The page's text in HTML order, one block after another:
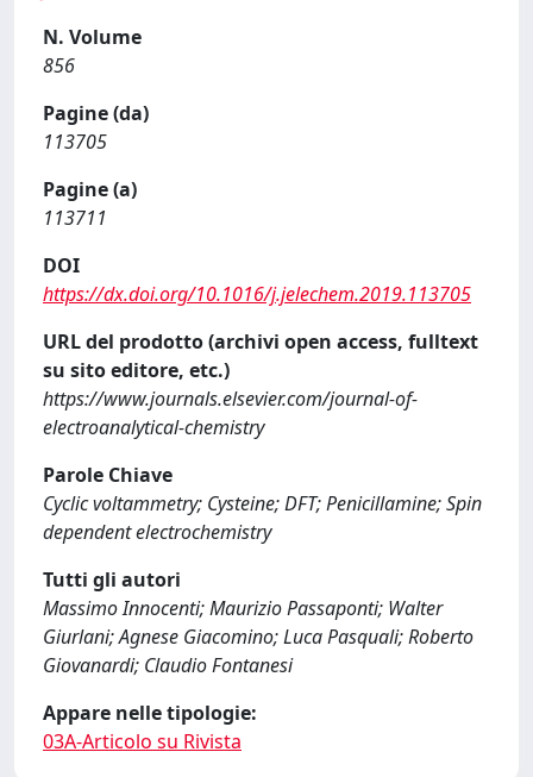
N. Volume
856
Pagine (da)
113705
Pagine (a)
113711
DOI
https://dx.doi.org/10.1016/j.jelechem.2019.113705
URL del prodotto (archivi open access, fulltext
su sito editore, etc.)
https://www.journals.elsevier.com/journal-of-
electroanalytical-chemistry
Parole Chiave
Cyclic voltammetry; Cysteine; DFT; Penicillamine; Spin
dependent electrochemistry
Tutti gli autori
Massimo Innocenti; Maurizio Passaponti; Walter
Giurlani; Agnese Giacomino; Luca Pasquali; Roberto
Giovanardi; Claudio Fontanesi
Appare nelle tipologie:
03A-Articolo su Rivista